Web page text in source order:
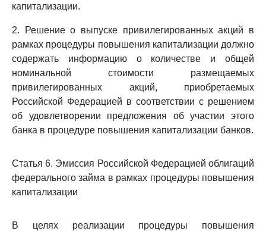
капитализации.
2. Решение о выпуске привилегированных акций в
рамках процедуры повышения капитализации должно
содержать информацию о количестве и общей
номинальной стоимости размещаемых
привилегированных акций, приобретаемых
Российской Федерацией в соответствии с решением
об удовлетворении предложения об участии этого
банка в процедуре повышения капитализации банков.
Статья 6. Эмиссия Российской Федерацией облигаций
федерального займа в рамках процедуры повышения
капитализации
В целях реализации процедуры повышения